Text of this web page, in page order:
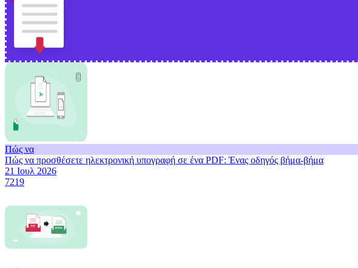
Πώς να
Πώς να προσθέσετε ηλεκτρονική υπογραφή σε ένα PDF: Ένας οδηγός βήμα-βήμα
21 Ιουλ 2026
7219